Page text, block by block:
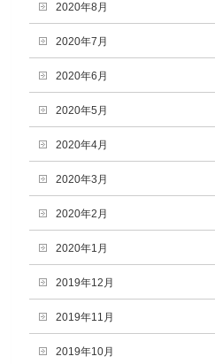
2020年8月
2020年7月
2020年6月
2020年5月
2020年4月
2020年3月
2020年2月
2020年1月
2019年12月
2019年11月
2019年10月